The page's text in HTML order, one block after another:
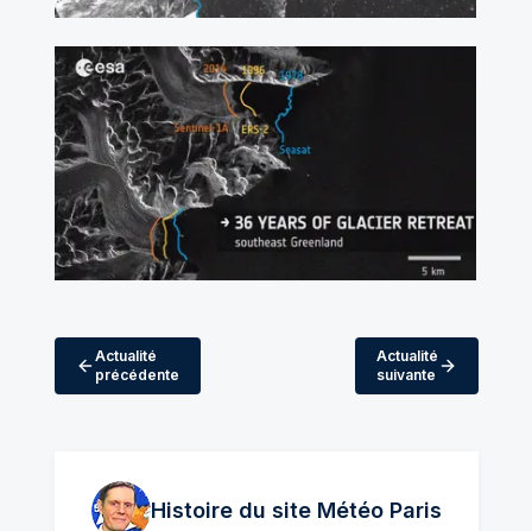
Actualité
précédente
Actualité
suivante
Histoire du site MétéoParis